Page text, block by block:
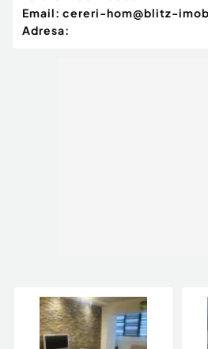
Email: cereri-hom@blitz-
Adresa: